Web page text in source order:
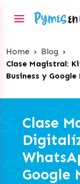
Home › Blog ›
Clase Magistral:
Business y
Clase
Google